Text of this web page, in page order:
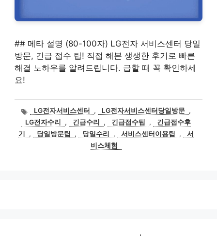
## 메타 설명 (80-100자) LG전자 서비스센터 당일
방문, 긴급 접수 팁! 직접 해본 생생한 후기로 빠른
해결 노하우를 알려드립니다. 급할 때 꼭 확인하세
요!
태
그
LG전자서비스센터 , LG전자서비스센터당일방문 ,
LG전자수리
, 긴급수리 , 긴급접수팁 ,
긴급접수후
기
, 당일방문팁 , 당일수리 , 서비스센터이용팁 ,
서
비스체험